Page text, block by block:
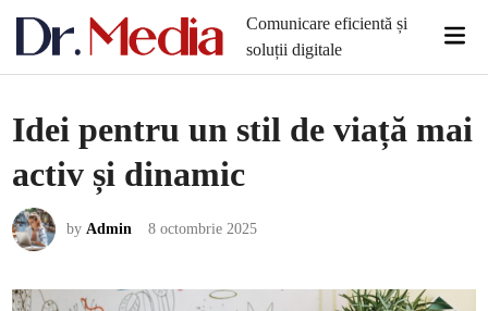
Comunicare eficientă și
soluții digitale
Idei pentru un stil de viață mai
activ și dinamic
byAdmin 8 octombrie 2025